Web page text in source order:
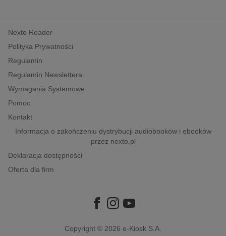
polityka, społeczno-informacyjne
psychologiczne
inne
popularno-naukowe
historia
Nexto Reader
Polityka Prywatności
Regulamin
Regulamin Newslettera
Wymagania Systemowe
Pomoc
Kontakt
Informacja o zakończeniu dystrybucji audiobooków i ebooków
przez nexto.pl
Deklaracja dostępności
Oferta dla firm
Copyright © 2026 e-Kiosk S.A.